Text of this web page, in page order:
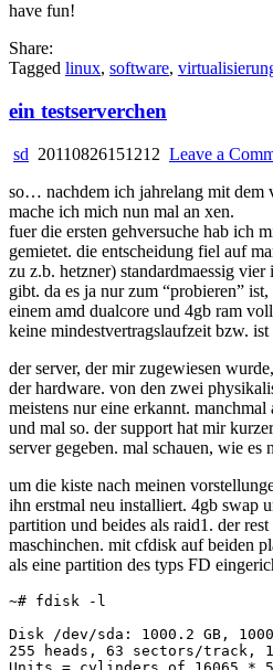
have fun!
Share:
Tagged linux, software,
ein testserverchen
sd 20110826151212 Leave a
so… nachdem ich jahrelang mit dem
mache ich mich nun mal an xen.
fuer die ersten gehversuche hab ich
gemietet. die entscheidung fiel auf
zu z.b. hetzner) standardmaessig vier
gibt. da es ja nur zum “probieren”
einem amd dualcore und 4gb ram
keine mindestvertragslaufzeit bzw.
der server, der mir zugewiesen
der hardware. von den zwei
meistens nur eine erkannt.
und mal so. der support hat mir
server gegeben. mal schauen, wie es
um die kiste nach meinen
ihn erstmal neu installiert. 4gb swap
partition und beides als raid1. der
maschinchen. mit cfdisk auf beiden
als eine partition des typs FD
~# fdisk -l
Disk /dev/sda: 1000.2 GB,
255 heads, 63 sectors/track,